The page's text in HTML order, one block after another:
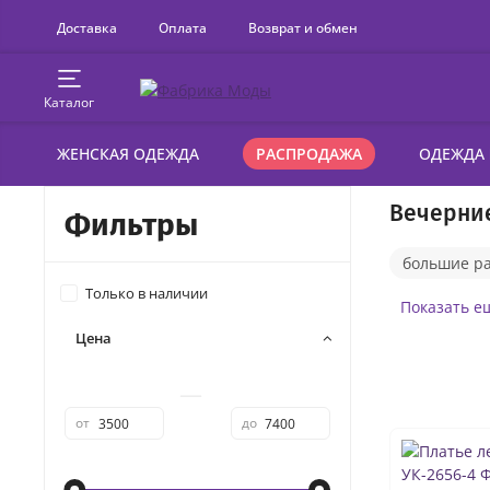
Доставка Оплата Возврат и обмен
Каталог
ЖЕНСКАЯ ОДЕЖДА РАСПРОДАЖА ОДЕЖДА
большие
платья
Показать
Фильтры
Только в наличии
Цена
от до